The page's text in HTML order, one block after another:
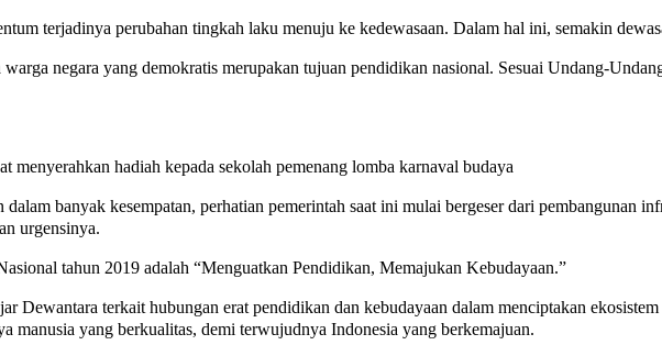
terjadinya perubahan tingkah laku menuju ke kedewasaan. Dalam hal ini, semakin
negara yang demokratis merupakan tujuan pendidikan nasional. Sesuai Undang-
hadiah kepada sekolah pemenang lomba karnaval budaya
dalam banyak kesempatan, perhatian pemerintah saat ini mulai bergeser dari pembangunan
urgensinya.
tahun 2019 adalah “Menguatkan Pendidikan, Memajukan Kebudayaan.”
Dewantara terkait hubungan erat pendidikan dan kebudayaan dalam menciptakan
manusia yang berkualitas, demi terwujudnya Indonesia yang berkemajuan.